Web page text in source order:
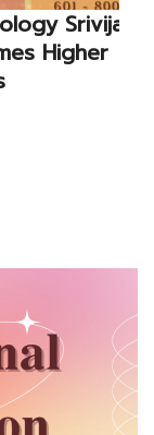
Srivijaya
Higher